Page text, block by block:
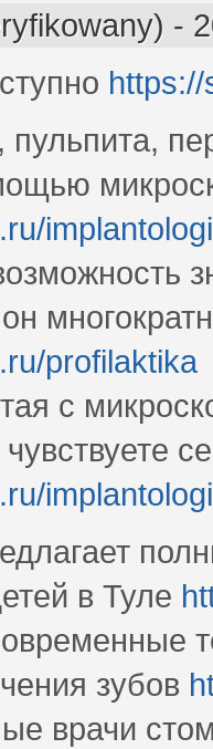
-
profilaktika
с
в Туле
зубов
врачи